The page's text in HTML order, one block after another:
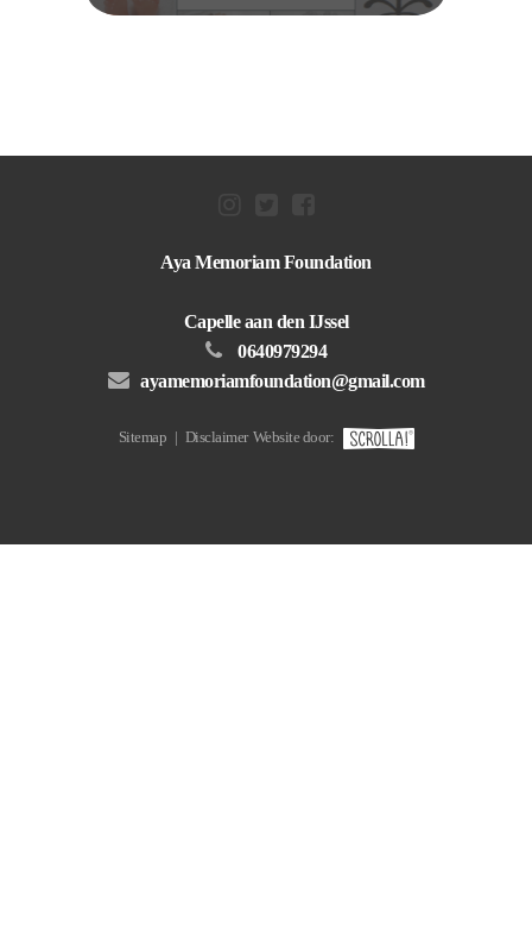
Aya Memoriam Foundation
Capelle aan den IJssel
0640979294
ayamemoriamfoundation@gmail.com
Sitemap | Disclaimer Website door: